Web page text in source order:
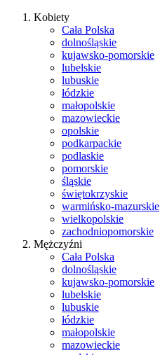
Kobiety
Cała Polska
dolnośląskie
kujawsko-pomorskie
lubelskie
lubuskie
łódzkie
małopolskie
mazowieckie
opolskie
podkarpackie
podlaskie
pomorskie
śląskie
świętokrzyskie
warmińsko-mazurskie
wielkopolskie
zachodniopomorskie
Mężczyźni
Cała Polska
dolnośląskie
kujawsko-pomorskie
lubelskie
lubuskie
łódzkie
małopolskie
mazowieckie